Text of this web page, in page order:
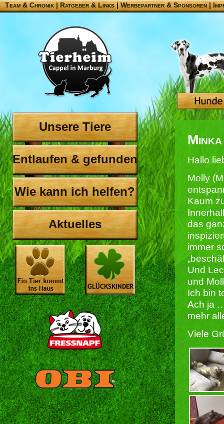
Team & Chronik |Ratgeber & Links|Werbepartner & Sponsoren|
Unsere Tiere
Entlaufen & gefunden
Wie kann ich helfen?
Aktuelles
Hallo
Molly
Kaum
das
immer
Und
und
Ich bin
Ach ja
mehr
Viele